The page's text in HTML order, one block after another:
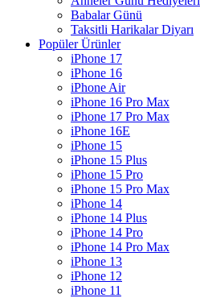
Babalar Günü
Taksitli Harikalar Diyarı
Popüler Ürünler
iPhone 17
iPhone 16
iPhone Air
iPhone 16 Pro Max
iPhone 17 Pro Max
iPhone 16E
iPhone 15
iPhone 15 Plus
iPhone 15 Pro
iPhone 15 Pro Max
iPhone 14
iPhone 14 Plus
iPhone 14 Pro
iPhone 14 Pro Max
iPhone 13
iPhone 12
iPhone 11